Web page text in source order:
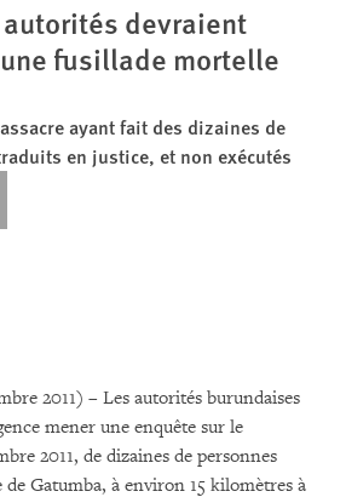
autorités devraient
fusillade mortelle
ayant fait des dizaines de
en justice, et non exécutés
Bluesky
this via Partagez
2011) – Les autorités burundaises
mener une enquête sur le
2011, de dizaines de personnes
Gatumba, à environ 15 kilomètres à